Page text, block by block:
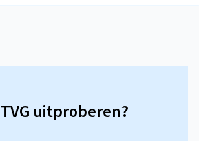
uitproberen?